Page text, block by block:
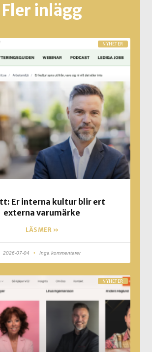
Fler inlägg
NYHETER
Er interna kultur blir ert
externa varumärke
LÄS MER »
2026-07-04 Inga kommentarer
NYHETER